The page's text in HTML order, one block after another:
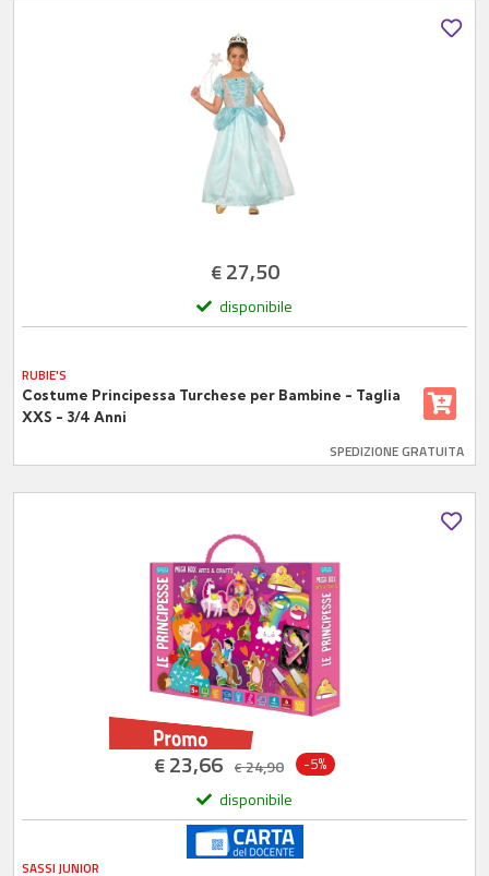
€27,50
disponibile
RUBIE'S
Costume Principessa Turchese per Bambine - Taglia
XXS - 3/4 Anni
SPEDIZIONE GRATUITA
€23,66 €24,90 -5%
disponibile
SASSI JUNIOR